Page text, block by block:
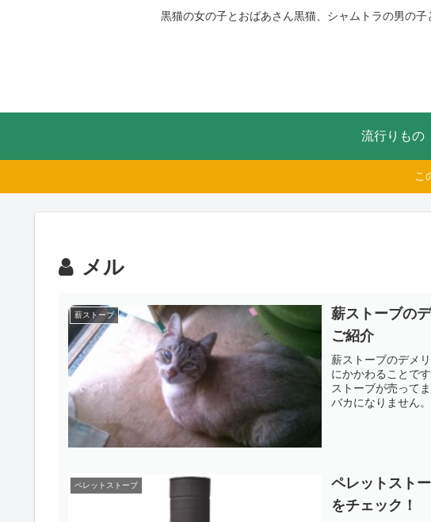
黒猫の女の子とおばあさん黒猫、シャムトラの男の
流行りもの
こ
メル
薪ストーブ
薪ストーブの
ご紹介
薪ストーブのデメ
にかかわることで
ストーブが売って
バカになりません
ペレットストーブ
ペレットスト
をチェック！